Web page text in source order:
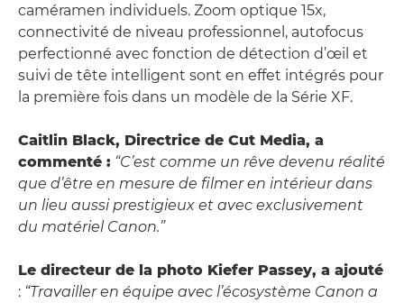
caméramen individuels. Zoom optique 15x,
connectivité de niveau professionnel, autofocus
perfectionné avec fonction de détection d’œil et
suivi de tête intelligent sont en effet intégrés pour
la première fois dans un modèle de la Série XF.
Caitlin Black, Directrice de Cut Media, a
commenté : “C’est comme un rêve devenu réalité
que d’être en mesure de filmer en intérieur dans
un lieu aussi prestigieux et avec exclusivement
du matériel Canon.”
Le directeur de la photo Kiefer Passey, a ajouté
: “Travailler en équipe avec l’écosystème Canon a